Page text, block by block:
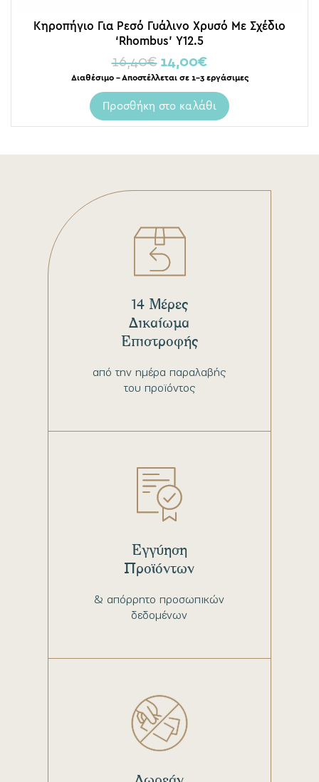
Κηροπήγιο Για Ρεσό Γυάλινο Χρυσό Με Σχέδιο
‘Rhombus’ Υ12.5
16,40€ 14,00€
Διαθέσιμο – Αποστέλλεται σε 1-3 εργάσιμες
Προσθήκη στο καλάθι
από την ημέρα παραλαβής
του προϊόντος
14 Μέρες
Δικαίωμα
Επιστροφής
& απόρρητο προσωπικών
δεδομένων
Εγγύηση
Προϊόντων